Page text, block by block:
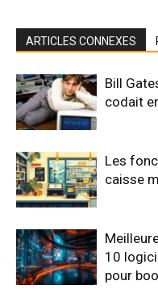
ARTICLES CONNEXES
Bill
codait
Les
caisse
10
pour